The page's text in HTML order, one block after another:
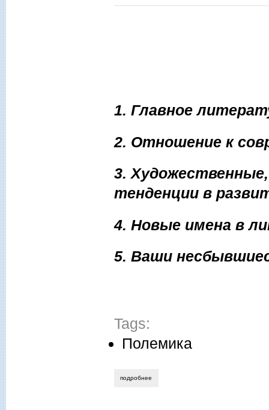
1. Главное
2. Отношение к
3.
тенденции в
4. Новые имена в
5. Ваши
Tags:
Полемика
подробнее